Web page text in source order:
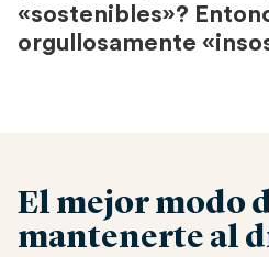
«sostenibles»?
orgullosamente
El mejor modo
mantenerte al